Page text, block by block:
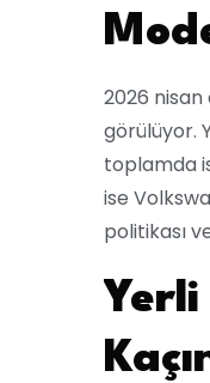
2026 nisan
görülüyor.
toplamda
ise
politikası
Yerli